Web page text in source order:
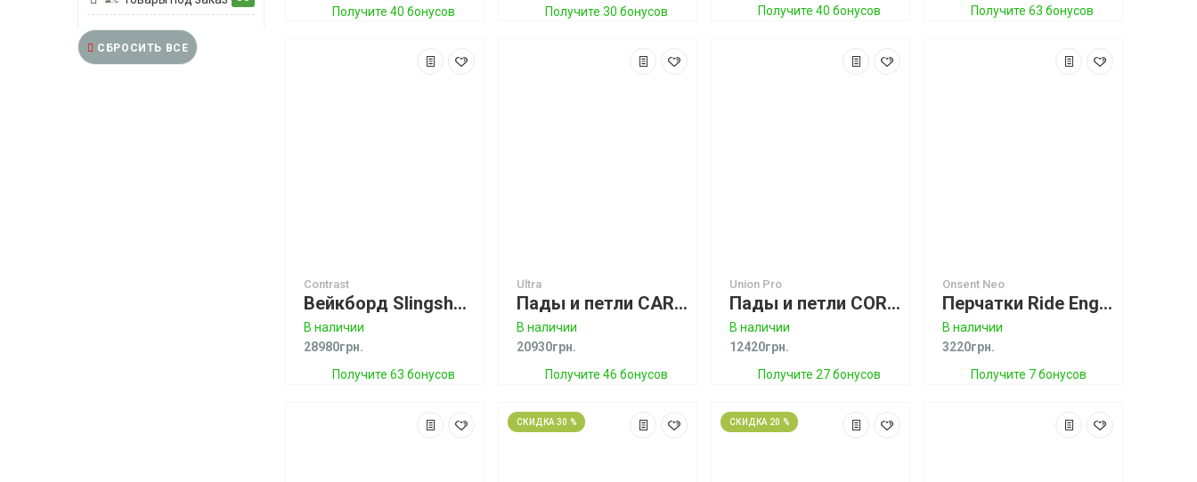
СБРОСИТЬ ВСЕ
Получите 40 бонусов Получите 30 бонусов
Получите 40 бонусов
Получите 63 бонусов
Contrast
Вейкборд Slingshot Contrast 2024 (спец. цена)
В наличии
28980грн.
Получите 63 бонусов
Ultra
Пады и петли CARVED Boardset Pads & Straps Ultra 2 L Спеццена!
В наличии
20930грн.
Получите 46 бонусов
Union Pro
Пады и петли CORE Union Pro 4 Boardset Pads & Straps Спеццена!
В наличии
12420грн.
Получите 27 бонусов
Onsent Neo
Перчатки Ride Engine 2mm Onsen Neo Glove (спеццена)
В наличии
3220грн.
Получите 7 бонусов
СКИДКА 30 % СКИДКА 20 %